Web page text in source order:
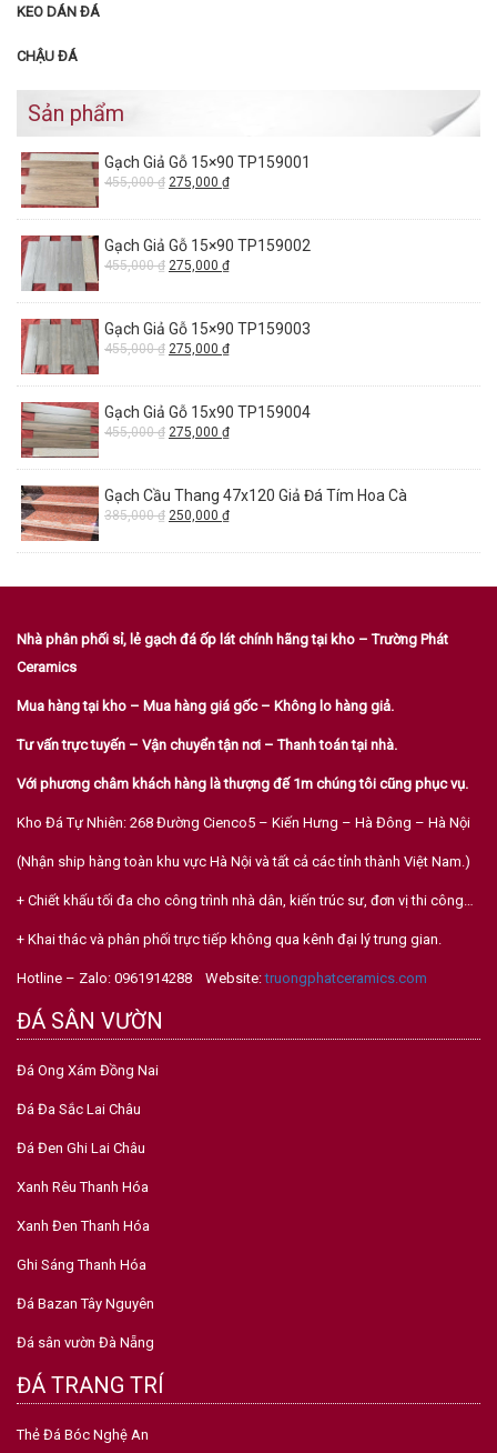
KEO DÁN ĐÁ
CHẬU ĐÁ
Sản phẩm
Gạch Giả Gỗ 15×90 TP159001
455,000₫ 275,000 ₫
Gạch Giả Gỗ 15×90 TP159002
455,000₫ 275,000 ₫
Gạch Giả Gỗ 15×90 TP159003
455,000₫ 275,000 ₫
Gạch Giả Gỗ 15x90 TP159004
455,000₫ 275,000 ₫
Gạch Cầu Thang 47x120 Giả Đá Tím Hoa Cà
385,000₫ 250,000 ₫
Nhà phân phối sỉ, lẻ gạch đá ốp lát chính hãng tại kho – Trường Phát
Ceramics
Mua hàng tại kho – Mua hàng giá gốc – Không lo hàng giả.
Tư vấn trực tuyến – Vận chuyển tận nơi – Thanh toán tại nhà.
Với phương châm khách hàng là thượng đế 1m chúng tôi cũng phục vụ.
Kho Đá Tự Nhiên: 268 Đường Cienco5 – Kiến Hưng – Hà Đông – Hà Nội
(Nhận ship hàng toàn khu vực Hà Nội và tất cả các tỉnh thành Việt Nam.)
+ Chiết khấu tối đa cho công trình nhà dân, kiến trúc sư, đơn vị thi công…
+ Khai thác và phân phối trực tiếp không qua kênh đại lý trung gian.
Hotline – Zalo: 0961914288 Website:truongphatceramics.com
ĐÁ SÂN VƯỜN
Đá Ong Xám Đồng Nai
Đá Đa Sắc Lai Châu
Đá Đen Ghi Lai Châu
Xanh Rêu Thanh Hóa
Xanh Đen Thanh Hóa
Ghi Sáng Thanh Hóa
Đá Bazan Tây Nguyên
Đá sân vườn Đà Nẵng
ĐÁ TRANG TRÍ
Thẻ Đá Bóc Nghệ An